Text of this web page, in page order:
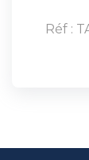
Réf :